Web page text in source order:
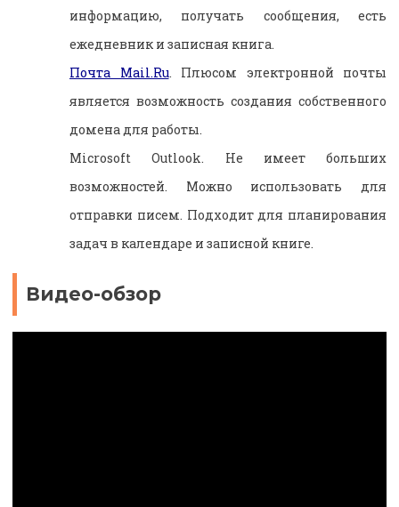
информацию, получать сообщения, есть
ежедневник и записная книга.
Почта Mail.Ru. Плюсом электронной почты
является возможность создания собственного
домена для работы.
Microsoft Outlook. Не имеет больших
возможностей. Можно использовать для
отправки писем. Подходит для планирования
задач в календаре и записной книге.
Видео-обзор